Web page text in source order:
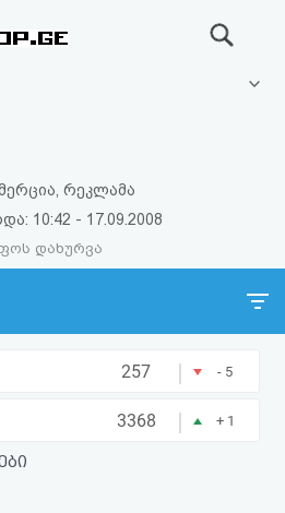
რეკლამა
10:42 - 17.09.2008
დახურვა
257 | - 5
3368 | + 1